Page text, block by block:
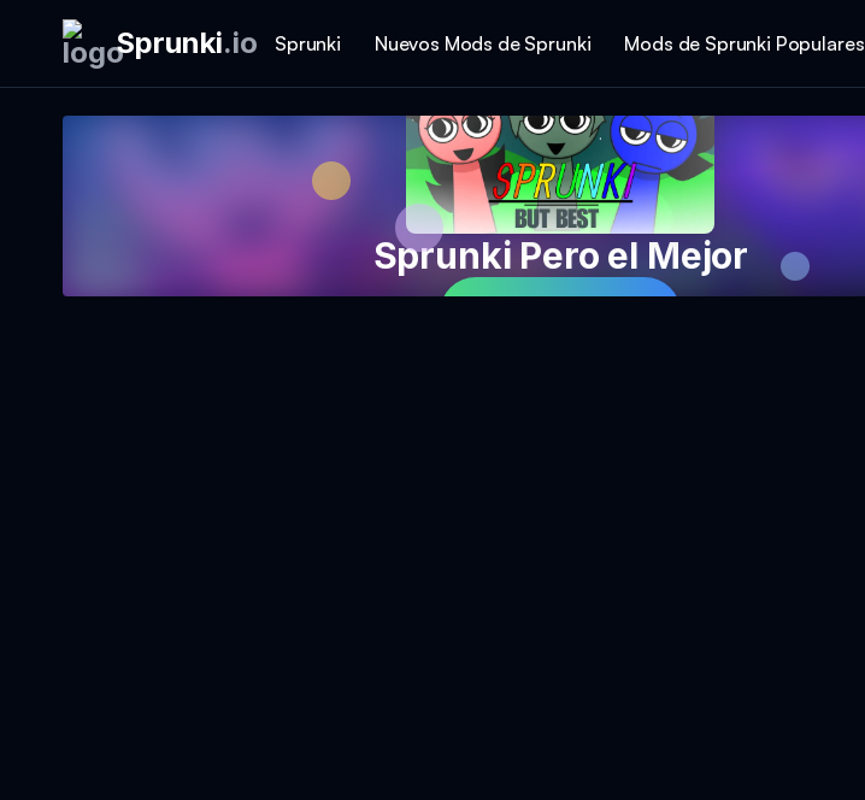
Sprunki.io Sprunki Nuevos Mods de Sprunki Mods de Sprunki Populares
Sprunki Pero el Mejor